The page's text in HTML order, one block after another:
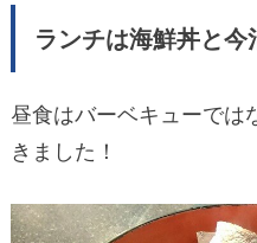
ランチは海鮮丼と今
昼食はバーベキューでは
きました！